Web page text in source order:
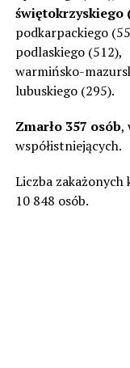
świętokrzyskiego
podkarpackiego
podlaskiego (512),
warmińsko-
lubuskiego (295).
Zmarło 357 osób,
współistniejących.
Liczba zakażonych
10 848 osób.